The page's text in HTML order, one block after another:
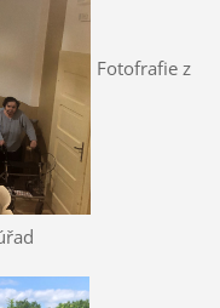
Fotofrafie z